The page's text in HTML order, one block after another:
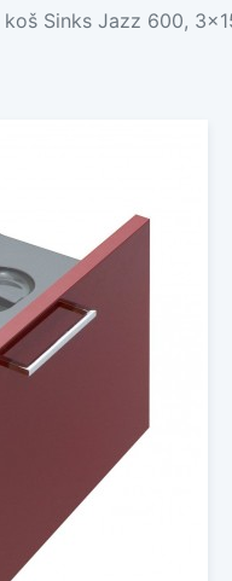
Sinks Jazz 600,